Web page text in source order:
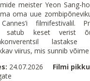
meister Yeon Sang-
oma uue
filmifestivalil.
satub keset verist
viirus, mis sunnib
24.07.2026 Filmi